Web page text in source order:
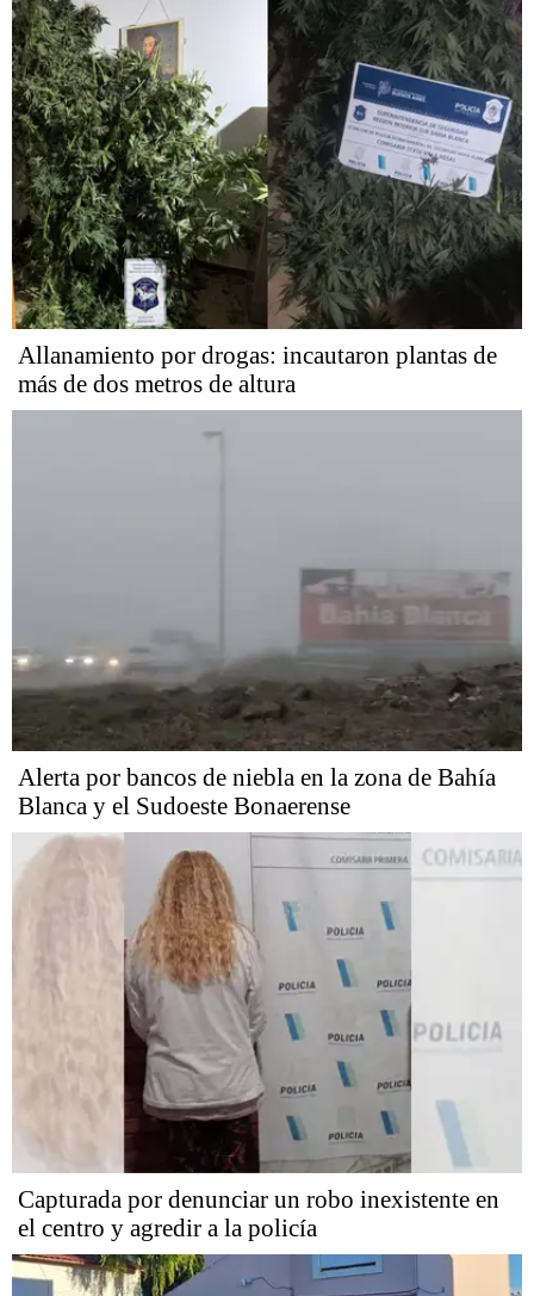
Allanamiento por drogas: incautaron plantas de
más de dos metros de altura
Alerta por bancos de niebla en la zona de Bahía
Blanca y el Sudoeste Bonaerense
Capturada por denunciar un robo inexistente en
el centro y agredir a la policía